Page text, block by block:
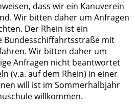
dass wir ein Kanuverein
Wir bitten daher um Anfragen
Der Rhein ist ein
Bundesschiffahrtsstraße mit
Wir bitten daher um
Anfragen nicht beantwortet
(v.a. auf dem Rhein) in einer
will ist im Sommerhalbjahr
willkommen.